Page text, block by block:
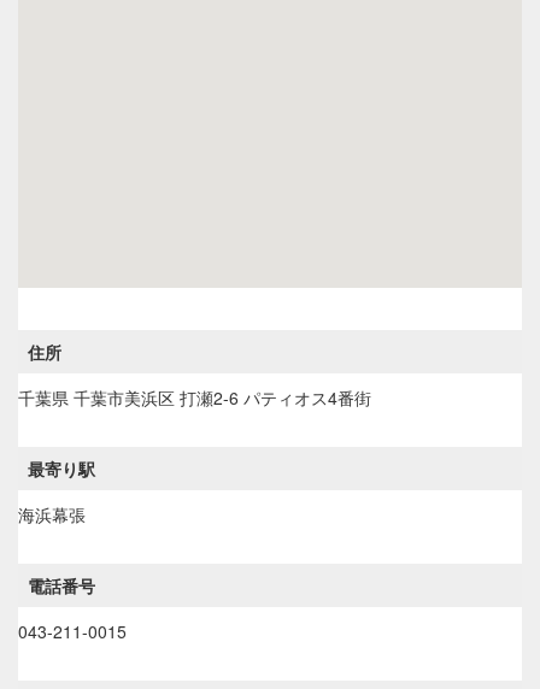
住所
千葉県 千葉市美浜区 打瀬2-6 パティオス4番街
最寄り駅
海浜幕張
電話番号
043-211-0015